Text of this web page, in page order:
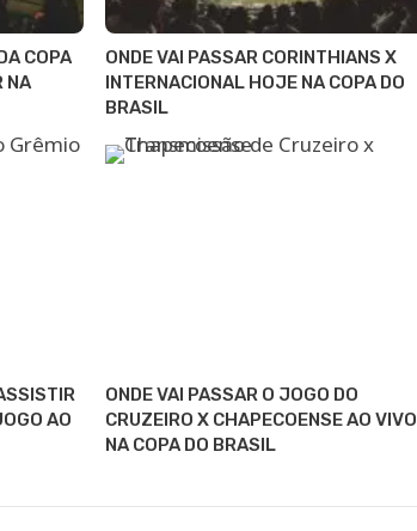
COPA
NA
ONDE VAI PASSAR CORINTHIANS X
INTERNACIONAL HOJE NA COPA DO
BRASIL
AO
ONDE VAI PASSAR O JOGO DO
CRUZEIRO X CHAPECOENSE AO VIVO
NA COPA DO BRASIL